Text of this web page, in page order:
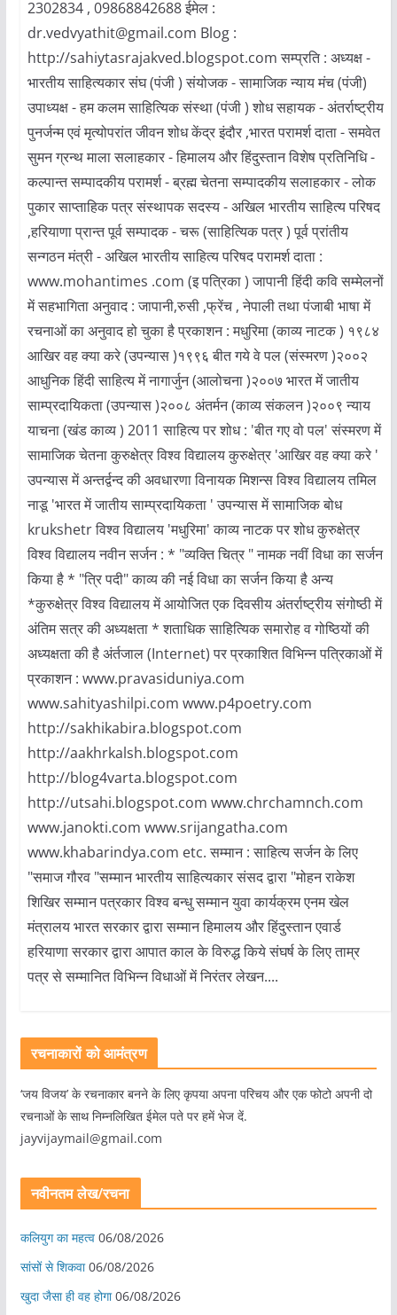
2302834 , 09868842688 ईमेल :
dr.vedvyathit@gmail.com Blog :
http://sahiytasrajakved.blogspot.com सम्प्रति : अध्यक्ष -
भारतीय साहित्यकार संघ (पंजी ) संयोजक - सामाजिक न्याय मंच (पंजी)
उपाध्यक्ष - हम कलम साहित्यिक संस्था (पंजी ) शोध सहायक - अंतर्राष्ट्रीय
पुनर्जन्म एवं मृत्योपरांत जीवन शोध केंद्र इंदौर ,भारत परामर्श दाता - समवेत
सुमन ग्रन्थ माला सलाहकार - हिमालय और हिंदुस्तान विशेष प्रतिनिधि -
कल्पान्त सम्पादकीय परामर्श - ब्रह्म चेतना सम्पादकीय सलाहकार - लोक
पुकार साप्ताहिक पत्र संस्थापक सदस्य - अखिल भारतीय साहित्य परिषद
,हरियाणा प्रान्त पूर्व सम्पादक - चरू (साहित्यिक पत्र ) पूर्व प्रांतीय
सन्गठन मंत्री - अखिल भारतीय साहित्य परिषद परामर्श दाता :
www.mohantimes .com (इ पत्रिका ) जापानी हिंदी कवि सम्मेलनों
में सहभागिता अनुवाद : जापानी,रुसी ,फ्रेंच , नेपाली तथा पंजाबी भाषा में
रचनाओं का अनुवाद हो चुका है प्रकाशन : मधुरिमा (काव्य नाटक ) १९८४
आखिर वह क्या करे (उपन्यास )१९९६ बीत गये वे पल (संस्मरण )२००२
आधुनिक हिंदी साहित्य में नागार्जुन (आलोचना )२००७ भारत में जातीय
साम्प्रदायिकता (उपन्यास )२००८ अंतर्मन (काव्य संकलन )२००९ न्याय
याचना (खंड काव्य ) 2011 साहित्य पर शोध : 'बीत गए वो पल' संस्मरण में
सामाजिक चेतना कुरुक्षेत्र विश्व विद्यालय कुरुक्षेत्र 'आखिर वह क्या करे '
उपन्यास में अन्तर्द्वन्द की अवधारणा विनायक मिशन्स विश्व विद्यालय तमिल
नाडू 'भारत में जातीय साम्प्रदायिकता ' उपन्यास में सामाजिक बोध
krukshetr विश्व विद्यालय 'मधुरिमा' काव्य नाटक पर शोध कुरुक्षेत्र
विश्व विद्यालय नवीन सर्जन : * "व्यक्ति चित्र " नामक नवीं विधा का सर्जन
किया है * "त्रि पदी" काव्य की नई विधा का सर्जन किया है अन्य
*कुरुक्षेत्र विश्व विद्यालय में आयोजित एक दिवसीय अंतर्राष्ट्रीय संगोष्ठी में
अंतिम सत्र की अध्यक्षता * शताधिक साहित्यिक समारोह व गोष्ठियों की
अध्यक्षता की है अंर्तजाल (Internet) पर प्रकाशित विभिन्न पत्रिकाओं में
प्रकाशन : www.pravasiduniya.com
www.sahityashilpi.com www.p4poetry.com
http://sakhikabira.blogspot.com
http://aakhrkalsh.blogspot.com
http://blog4varta.blogspot.com
http://utsahi.blogspot.com www.chrchamnch.com
www.janokti.com www.srijangatha.com
www.khabarindya.com etc. सम्मान : साहित्य सर्जन के लिए
"समाज गौरव "सम्मान भारतीय साहित्यकार संसद द्वारा "मोहन राकेश
शिखिर सम्मान पत्रकार विश्व बन्धु सम्मान युवा कार्यक्रम एनम खेल
मंत्रालय भारत सरकार द्वारा सम्मान हिमालय और हिंदुस्तान एवार्ड
हरियाणा सरकार द्वारा आपात काल के विरुद्ध किये संघर्ष के लिए ताम्र
पत्र से सम्मानित विभिन्न विधाओं में निरंतर लेखन....
रचनाकारों को आमंत्रण
‘जय विजय’ के रचनाकार बनने के लिए कृपया अपना परिचय और एक फोटो अपनी दो
रचनाओं के साथ निम्नलिखित ईमेल पते पर हमें भेज दें.
jayvijaymail@gmail.com
नवीनतम लेख/रचना
कलियुग का महत्व 06/08/2026
सांसों से शिकवा 06/08/2026
खुदा जैसा ही वह होगा 06/08/2026